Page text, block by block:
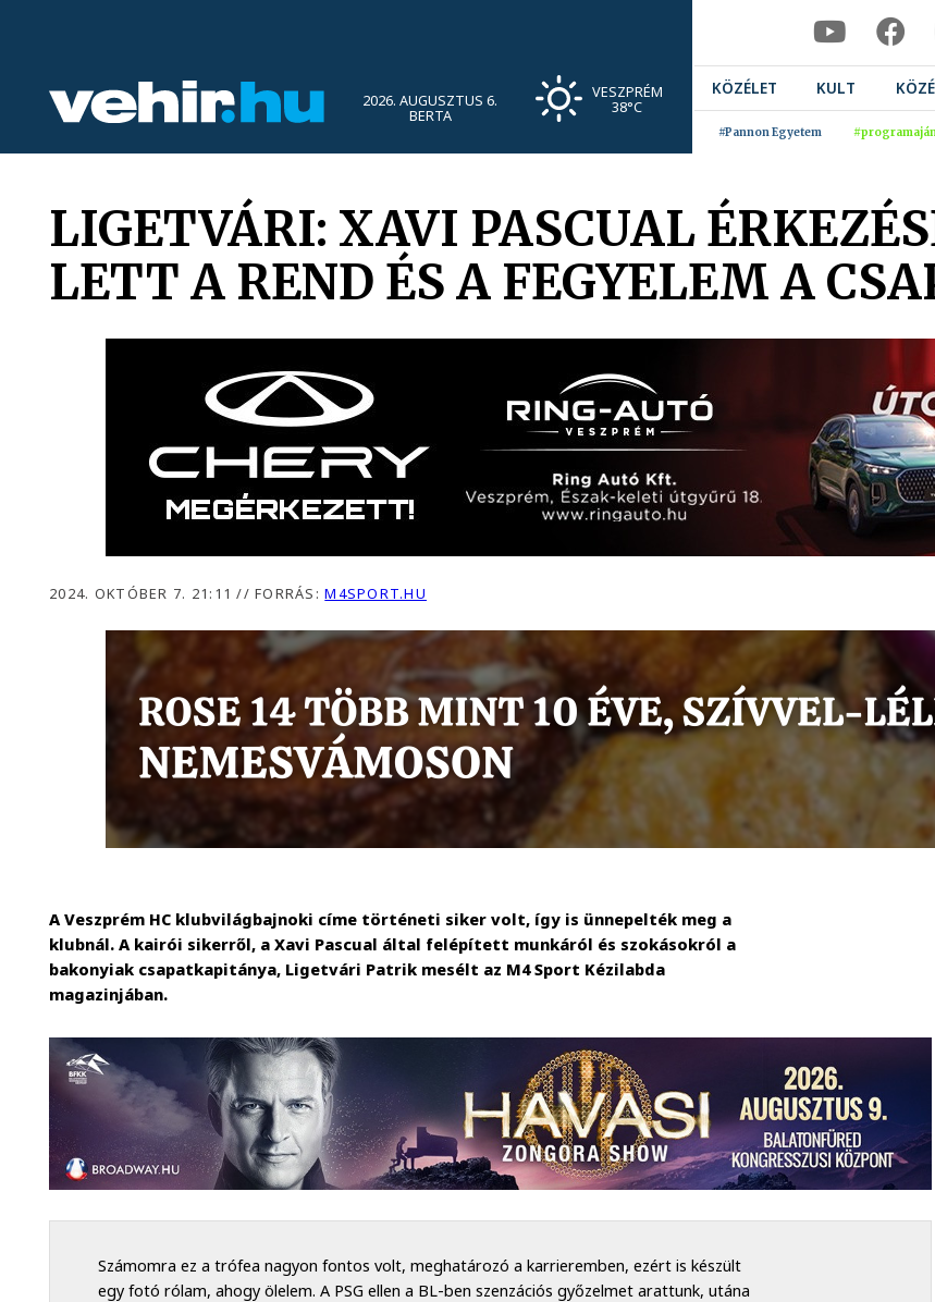
2026. AUGUSZTUS 6.
BERTA
VESZPRÉM
38°C
KÖZÉLET KULT
#Pannon Egyetem
LIGETVÁRI: XAVI PASCUAL
LETT A REND ÉS A FEGYELEM A
2024. OKTÓBER 7. 21:11// FORRÁS:M4SPORT.HU
A Veszprém HC klubvilágbajnoki címe történeti siker volt, így is ünnepelték meg a
klubnál. A kairói sikerről, a Xavi Pascual által felépített munkáról és szokásokról a
bakonyiak csapatkapitánya, Ligetvári Patrik mesélt az M4 Sport Kézilabda
magazinjában.
Számomra ez a trófea nagyon fontos volt, meghatározó a karrieremben, ezért is készült
egy fotó rólam, ahogy ölelem. A PSG ellen a BL-ben szenzációs győzelmet arattunk, utána